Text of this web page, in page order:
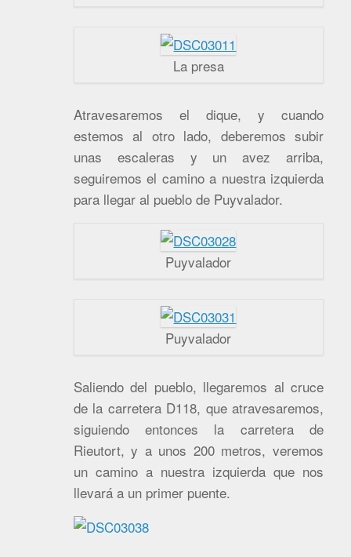
La presa
Atravesaremos el dique, y cuando
estemos al otro lado, deberemos subir
unas escaleras y un avez arriba,
seguiremos el camino a nuestra izquierda
para llegar al pueblo de Puyvalador.
Puyvalador
Puyvalador
Saliendo del pueblo, llegaremos al cruce
de la carretera D118, que atravesaremos,
siguiendo entonces la carretera de
Rieutort, y a unos 200 metros, veremos
un camino a nuestra izquierda que nos
llevará a un primer puente.